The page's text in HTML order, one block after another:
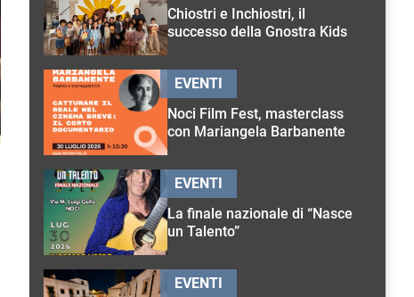
Chiostri e Inchiostri, il
successo della Gnostra Kids
Noci Film Fest, masterclass
con Mariangela Barbanente
EVENTI
La finale nazionale di “Nasce
un Talento”
EVENTI
EVENTI